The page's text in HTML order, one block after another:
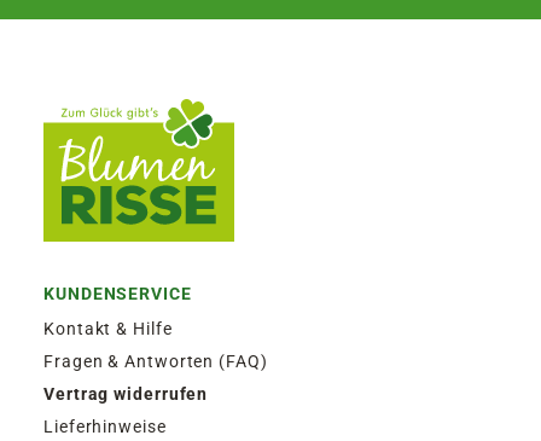
KUNDENSERVICE
Kontakt & Hilfe
Fragen & Antworten (FAQ)
Vertrag widerrufen
Lieferhinweise